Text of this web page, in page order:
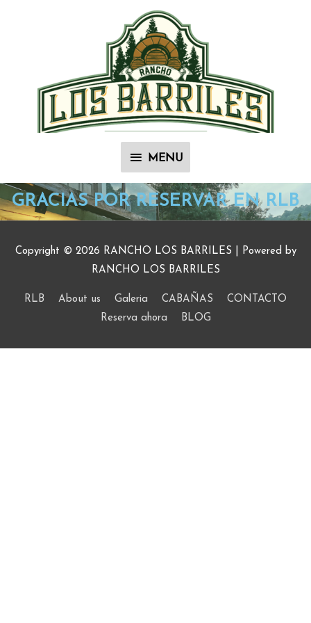
MENU
MENU
GRACIAS POR RESERVAR EN RLB
Copyright © 2026 RANCHO LOS BARRILES
| Powered by
RANCHO LOS BARRILES
RLB About us Galeria CABAÑAS
CONTACTO
Reserva ahora
BLOG